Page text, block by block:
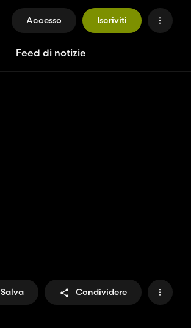
Accesso Iscriviti
Feed di notizie
Salva Condividere